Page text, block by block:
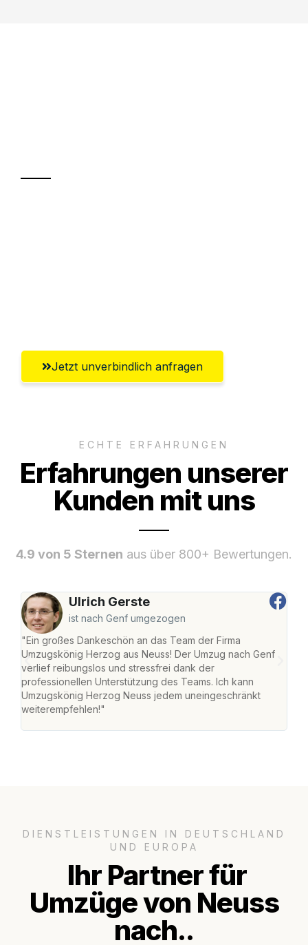
Jetzt unverbindlich anfragen
ECHTE ERFAHRUNGEN
Erfahrungen unserer
Kunden mit uns
4.9 von 5 Sternen aus über 800+ Bewertungen.
Ulrich Gerste
ist nach Genf umgezogen
"Ein großes Dankeschön an das Team der Firma
Umzugskönig Herzog aus Neuss! Der Umzug nach Genf
verlief reibungslos und stressfrei dank der
professionellen Unterstützung des Teams. Ich kann
Umzugskönig Herzog Neuss jedem uneingeschränkt
weiterempfehlen!"
DIENSTLEISTUNGEN IN DEUTSCHLAND
UND EUROPA
Ihr Partner für
Umzüge von Neuss
nach..